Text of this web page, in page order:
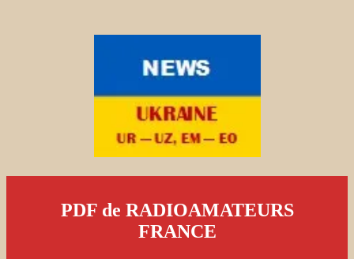
PDF de RADIOAMATEURS
FRANCE